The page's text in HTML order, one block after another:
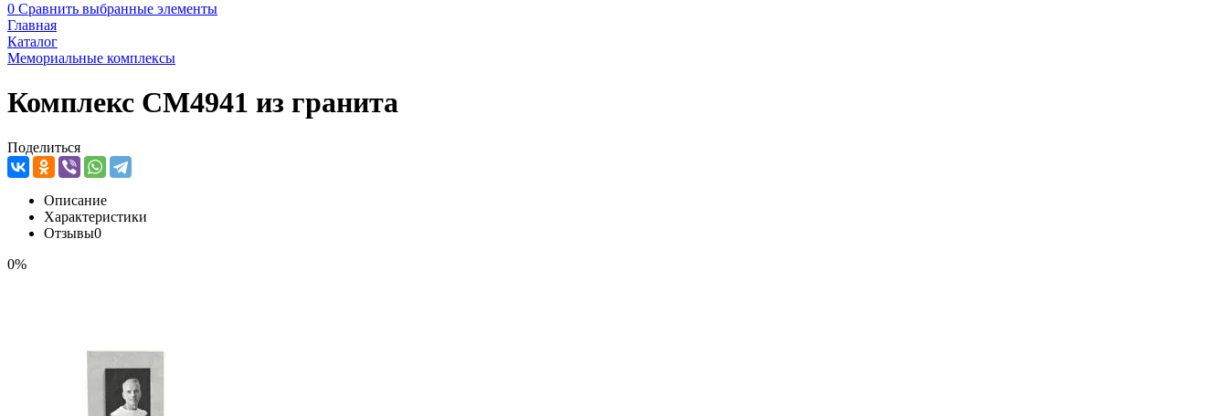
0 Сравнить выбранные элементы
Главная
Каталог
Мемориальные комплексы
Комплекс CM4941 из гранита
Поделиться
Описание
Характеристики
Отзывы0
0%